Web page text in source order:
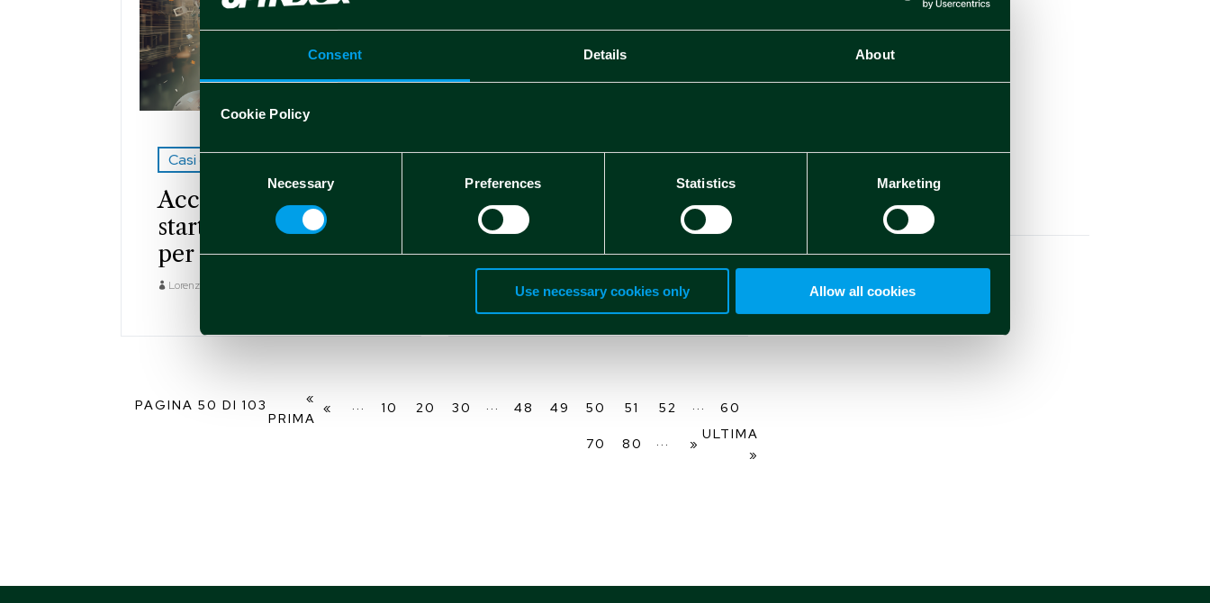
Consent Details About
Cookie Policy
Consent
Necessary Preferences Statistics Marketing
Use necessary cookies only Allow all cookies
Casi di studio
AcceXible: la
startup tecnologica
per la salute mentale
Lorenzo Montalti
azioni proprie
PAGINA 50 DI 103
«
PRIMA
« ... 10 20 30 ... 48 49 50 51 52 ... 60
70 80 ... »
ULTIMA
»
DEEP CONSULTING